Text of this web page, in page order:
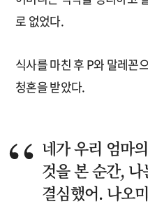
로 없었다.
식사를 마친 후 P와 말레꼰
청혼을 받았다.
네가 우리 엄마
것을 본 순간,
결심했어. 나오